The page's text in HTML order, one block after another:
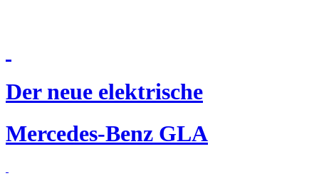
Der neue elektrische
Mercedes-Benz GLA